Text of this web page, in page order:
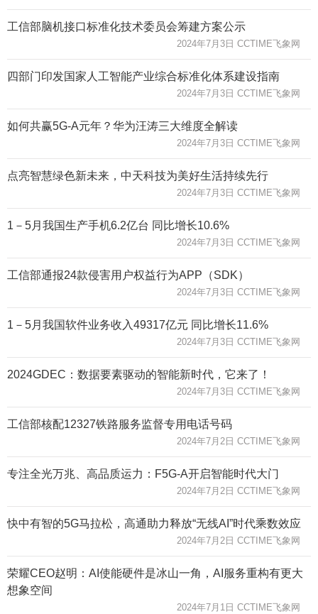
工信部脑机接口标准化技术委员会筹建方案公示
2024年7月3日 CCTIME飞象网
四部门印发国家人工智能产业综合标准化体系建设指南
2024年7月3日 CCTIME飞象网
如何共赢5G-A元年？华为汪涛三大维度全解读
2024年7月3日 CCTIME飞象网
点亮智慧绿色新未来，中天科技为美好生活持续先行
2024年7月3日 CCTIME飞象网
1－5月我国生产手机6.2亿台 同比增长10.6%
2024年7月3日 CCTIME飞象网
工信部通报24款侵害用户权益行为APP（SDK）
2024年7月3日 CCTIME飞象网
1－5月我国软件业务收入49317亿元 同比增长11.6%
2024年7月3日 CCTIME飞象网
2024GDEC：数据要素驱动的智能新时代，它来了！
2024年7月3日 CCTIME飞象网
工信部核配12327铁路服务监督专用电话号码
2024年7月2日 CCTIME飞象网
专注全光万兆、高品质运力：F5G-A开启智能时代大门
2024年7月2日 CCTIME飞象网
快中有智的5G马拉松，高通助力释放“无线AI”时代乘数效应
2024年7月2日 CCTIME飞象网
荣耀CEO赵明：AI使能硬件是冰山一角，AI服务重构有更大
想象空间
2024年7月1日 CCTIME飞象网